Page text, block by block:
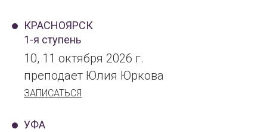
КРАСНОЯРСК
1-я ступень
10, 11 октября 2026 г.
преподает Юлия Юркова
ЗАПИСАТЬСЯ
УФА